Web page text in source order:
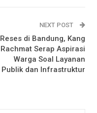
NEXT POST
Reses di Bandung, Kang
Rachmat Serap Aspirasi
Warga Soal Layanan
Publik dan Infrastruktur